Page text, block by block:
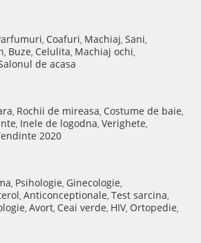
, Coafuri, Machiaj, Sani,
, Buze, Celulita, Machiaj ochi,
de acasa
, Rochii de mireasa, Costume de baie,
, Inele de logodna, Verighete,
2020
, Psihologie, Ginecologie,
, Anticonceptionale, Test sarcina,
, Avort, Ceai verde, HIV, Ortopedie,